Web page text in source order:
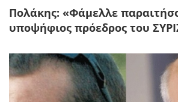
Πολάκης: «Φάμελλε
υποψήφιος πρόεδρος του